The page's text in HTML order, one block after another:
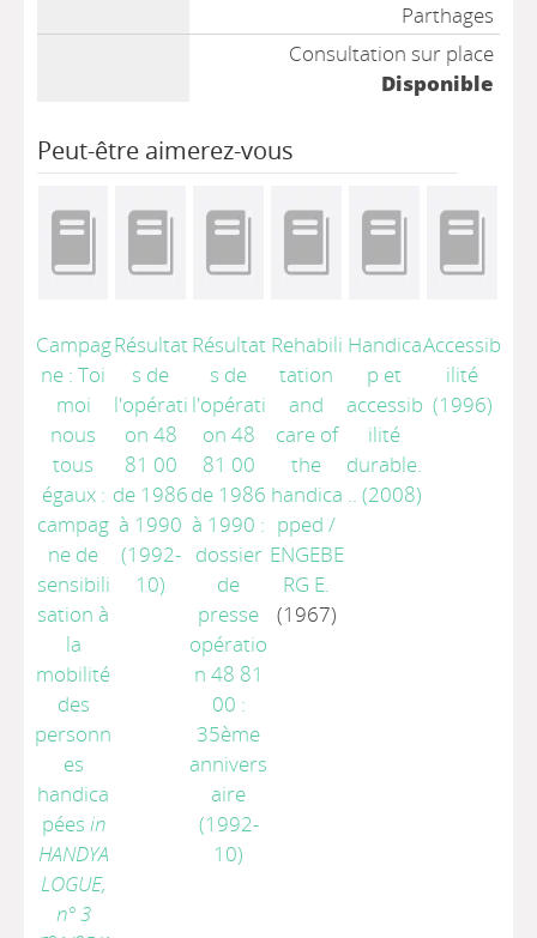
Parthages
Consultation sur place
Disponible
Peut-être aimerez-vous
Campag
ne : Toi
moi
nous
tous
égaux :
campag
ne de
sensibili
sation à
la
mobilité
des
personn
es
handica
pées in
HANDYA
LOGUE,
n° 3
Résultat
s de
l'opérati
on 48
81 00
de 1986
à 1990
(1992-
10)
Résultat
s de
l'opérati
on 48
81 00
de 1986
à 1990 :
dossier
de
presse
opératio
n 48 81
00 :
35ème
annivers
aire
(1992-
10)
Rehabili
tation
and
care of
the
handica
pped /
ENGEBE
RG E.
(1967)
Handica
p et
accessib
ilité
durable.
.. (2008)
Accessib
ilité
(1996)